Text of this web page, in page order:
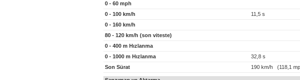
0 - 60 mph
0 - 100 km/h
11,5 s
0 - 160 km/h
80 - 120 km/h (son viteste)
0 - 400 m Hızlanma
0 - 1000 m Hızlanma
32,8 s
Son Sürat
190 km/h (118,1